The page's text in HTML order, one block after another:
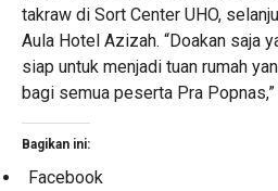
takraw di Sort Center UHO,
Aula Hotel Azizah. “Doakan saja
siap untuk menjadi tuan rumah
bagi semua peserta Pra
Bagikan ini:
Facebook